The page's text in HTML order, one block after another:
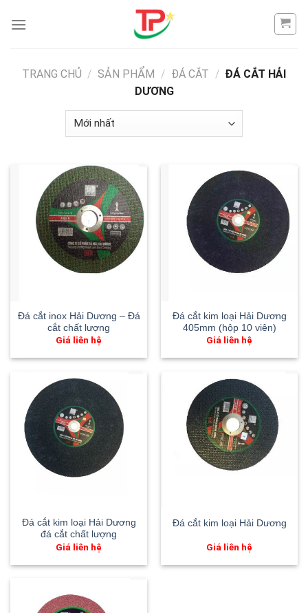
TRANG CHỦ / SẢN PHẨM / ĐÁ CẮT / ĐÁ CẮT HẢI
DƯƠNG
Đá cắt inox Hải Dương – Đá
cắt chất lượng
Giá liên hệ
Đá cắt kim loại Hải Dương
405mm (hộp 10 viên)
Giá liên hệ
Đá cắt kim loại Hải Dương
đá cắt chất lượng
Giá liên hệ
Đá cắt kim loại Hải Dương
Giá liên hệ